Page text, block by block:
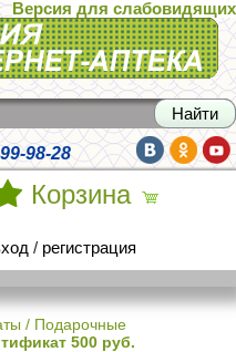
Версия для слабовидящих
98-28
Корзина
/ регистрация
/ Подарочные
500 руб.